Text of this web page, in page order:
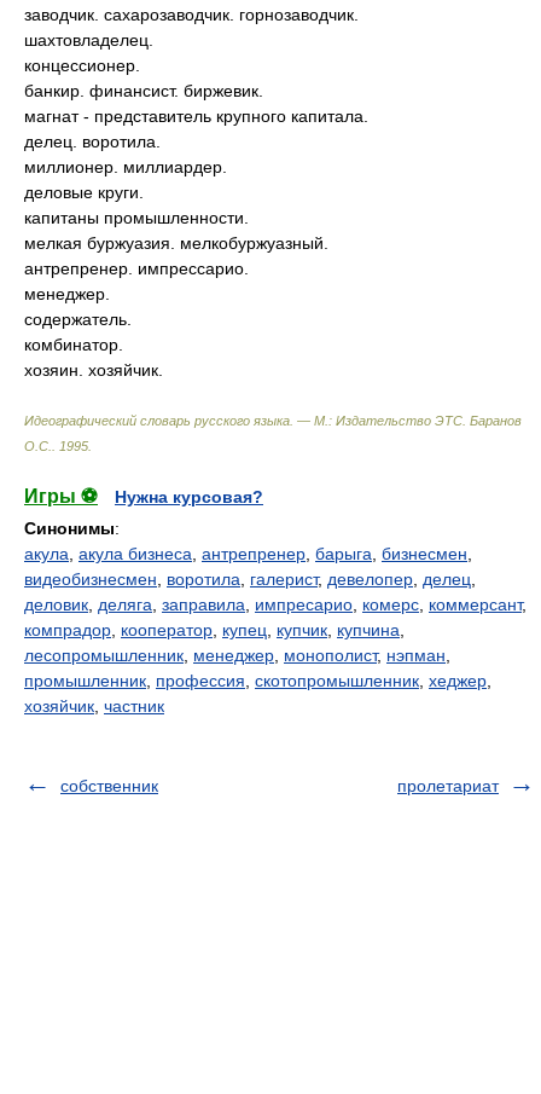
заводчик. сахарозаводчик. горнозаводчик.
шахтовладелец.
концессионер.
банкир. финансист. биржевик.
магнат - представитель крупного капитала.
делец. воротила.
миллионер. миллиардер.
деловые круги.
капитаны промышленности.
мелкая буржуазия. мелкобуржуазный.
антрепренер. импрессарио.
менеджер.
содержатель.
комбинатор.
хозяин. хозяйчик.
Идеографический словарь русского языка. — М.: Издательство ЭТС Баранов
О.С.
1995
Игры ⚽
Нужна курсовая?
Синонимы:
акула акула бизнеса антрепренер барыга бизнесмен
видеобизнесмен
воротила галерист, девелопер делец
деловик деляга заправила импресарио комерс коммерсант,
компрадор кооператор купец купчик купчина
лесопромышленник менеджер монополист, нэпман
промышленник профессия скотопромышленник хеджер
хозяйчик частник
собственник пролетариат